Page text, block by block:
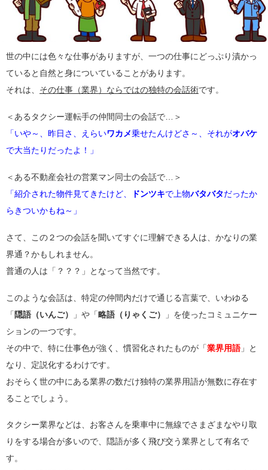
世の中には色々な仕事がありますが、一つの仕事にどっぷり漬かっ
ていると自然と身についていることがあります。
それは、 その仕事（業界）ならではの独特の会話術です。
＜あるタクシー運転手の仲間同士の会話で…＞
「いや～、昨日さ、えらいワカメ乗せたんけどさ～、それがオバケ
で大当たりだったよ！」
＜ある不動産会社の営業マン同士の会話で…＞
「紹介された物件見てきたけど、
ドンツキで上物バタバタ だったか
らきついかもね～」
さて、この２つの会話を聞いてすぐに理解できる人は、かなりの業
界通？かもしれません。
普通の人は「？？？」となって当然です。
このような会話は、特定の仲間内だけで通じる言葉で、いわゆる
「 隠語（いんご） 」や「略語（りゃくご）
」を使ったコミュニケー
ションの一つです。
その中で、特に仕事色が強く、慣習化されたものが「業界用語 」と
なり、定説化するわけです。
おそらく世の中にある業界の数だけ独特の業界用語が無数に存在す
ることでしょう。
タクシー業界などは、お客さんを乗車中に無線でさまざまなやり取
りをする場合が多いので、隠語が多く飛び交う業界として有名で
す。